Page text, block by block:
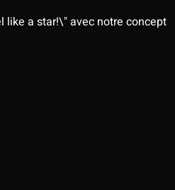
like a star!\" avec notre concept